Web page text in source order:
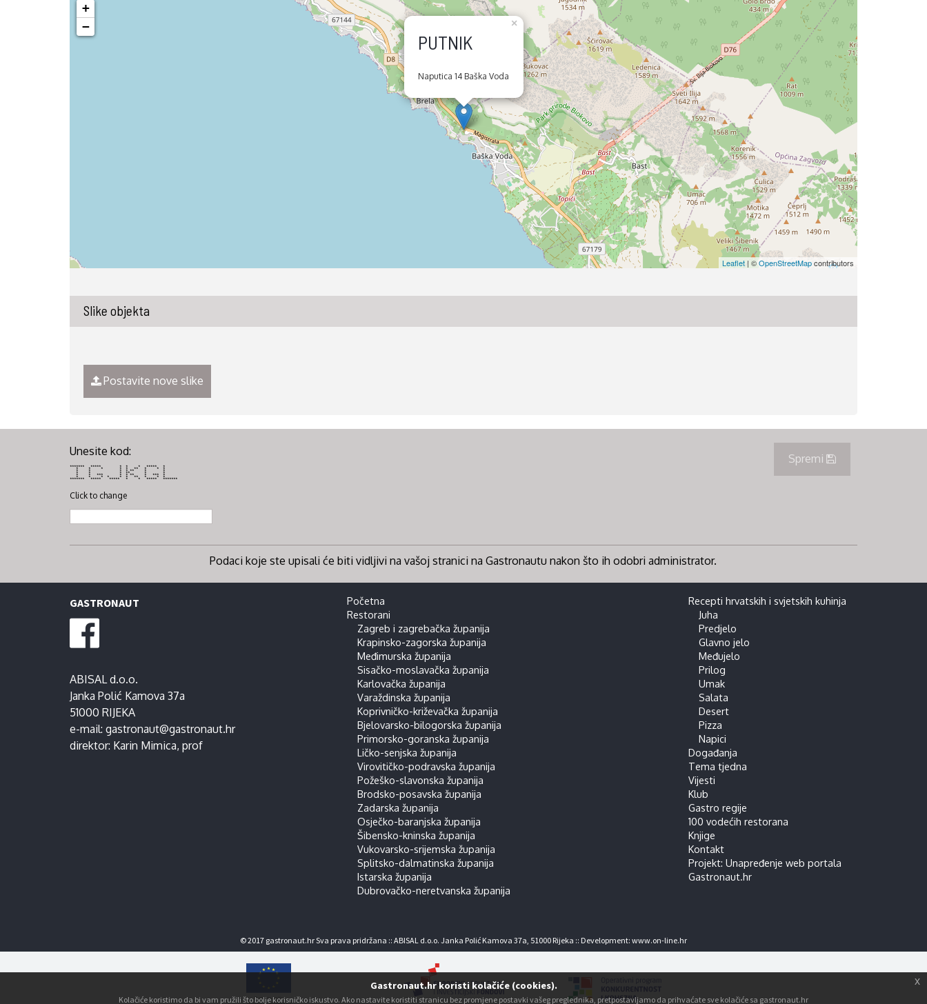
PUTNIK
Naputica 14 Baška Voda
×
+
−
Leaflet | ©OpenStreetMapcontributors
Slike objekta
Postavite nove slike
Spremi
Unesite kod:
******* ***** * * * ***** *
* * * * * ** * * *
* * * * ** * *
* * * ** * *
* * *** * * ** * *** *
* * * * * * ** * * *
******* ***** ***** * * ***** *******
Click to change
Podaci koje ste upisali će biti vidljivi na vašoj stranici na Gastronautu nakon što ih odobri administrator.
GASTRONAUT
ABISAL d.o.o.
Janka Polić Kamova 37a
51000 RIJEKA
e-mail: gastronaut@gastronaut.hr
direktor: Karin Mimica, prof
Početna
Restorani
Zagreb i zagrebačka županija
Krapinsko-zagorska županija
Međimurska županija
Sisačko-moslavačka županija
Karlovačka županija
Varaždinska županija
Koprivničko-križevačka županija
Bjelovarsko-bilogorska županija
Primorsko-goranska županija
Ličko-senjska županija
Virovitičko-podravska županija
Požeško-slavonska županija
Brodsko-posavska županija
Zadarska županija
Osječko-baranjska županija
Šibensko-kninska županija
Vukovarsko-srijemska županija
Splitsko-dalmatinska županija
Istarska županija
Dubrovačko-neretvanska županija
Recepti hrvatskih i svjetskih kuhinja
Juha
Predjelo
Glavno jelo
Međujelo
Prilog
Umak
Salata
Desert
Pizza
Napici
Događanja
Tema tjedna
Vijesti
Klub
Gastro regije
100 vodećih restorana
Knjige
Kontakt
Projekt: Unapređenje web portala
Gastronaut.hr
© 2017 gastronaut.hr Sva prava pridržana :: ABISAL d.o.o. Janka Polić Kamova 37a, 51000 Rijeka :: Development: www.on-line.hr
Gastronaut.hr koristi kolačiće (cookies).
Kolačiće koristimo da bi vam pružili što bolje korisničko iskustvo. Ako nastavite koristiti stranicu bez promjene postavki vašeg preglednika, pretpostavljamo da prihvaćate sve kolačiće sa gastronaut.hr
x